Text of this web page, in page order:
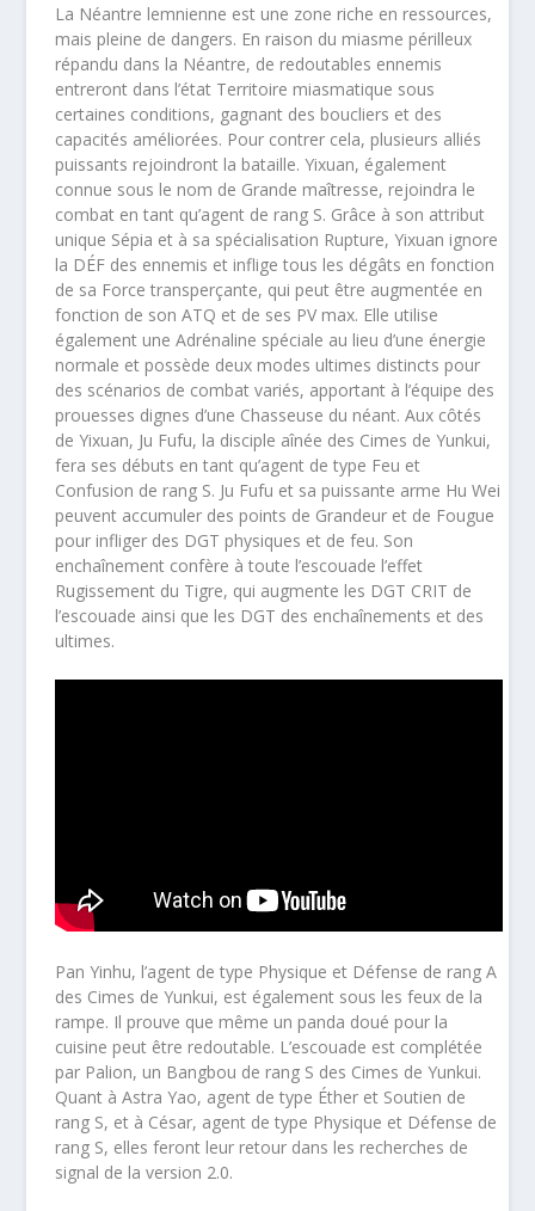
La Néantre lemnienne est une zone riche en ressources,
mais pleine de dangers. En raison du miasme périlleux
répandu dans la Néantre, de redoutables ennemis
entreront dans l’état Territoire miasmatique sous
certaines conditions, gagnant des boucliers et des
capacités améliorées. Pour contrer cela, plusieurs alliés
puissants rejoindront la bataille. Yixuan, également
connue sous le nom de Grande maîtresse, rejoindra le
combat en tant qu’agent de rang S. Grâce à son attribut
unique Sépia et à sa spécialisation Rupture, Yixuan ignore
la DÉF des ennemis et inflige tous les dégâts en fonction
de sa Force transperçante, qui peut être augmentée en
fonction de son ATQ et de ses PV max. Elle utilise
également une Adrénaline spéciale au lieu d’une énergie
normale et possède deux modes ultimes distincts pour
des scénarios de combat variés, apportant à l’équipe des
prouesses dignes d’une Chasseuse du néant. Aux côtés
de Yixuan, Ju Fufu, la disciple aînée des Cimes de Yunkui,
fera ses débuts en tant qu’agent de type Feu et
Confusion de rang S. Ju Fufu et sa puissante arme Hu Wei
peuvent accumuler des points de Grandeur et de Fougue
pour infliger des DGT physiques et de feu. Son
enchaînement confère à toute l’escouade l’effet
Rugissement du Tigre, qui augmente les DGT CRIT de
l’escouade ainsi que les DGT des enchaînements et des
ultimes.
Pan Yinhu, l’agent de type Physique et Défense de rang A
des Cimes de Yunkui, est également sous les feux de la
rampe. Il prouve que même un panda doué pour la
cuisine peut être redoutable. L’escouade est complétée
par Palion, un Bangbou de rang S des Cimes de Yunkui.
Quant à Astra Yao, agent de type Éther et Soutien de
rang S, et à César, agent de type Physique et Défense de
rang S, elles feront leur retour dans les recherches de
signal de la version 2.0.